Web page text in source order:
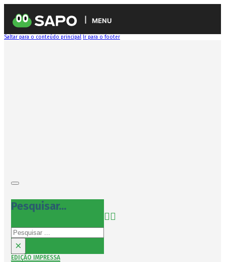
MENU
Saltar para o conteúdo principal Ir para o footer
Pesquisar...
Pesquisar
×
EDIÇÃO IMPRESSA